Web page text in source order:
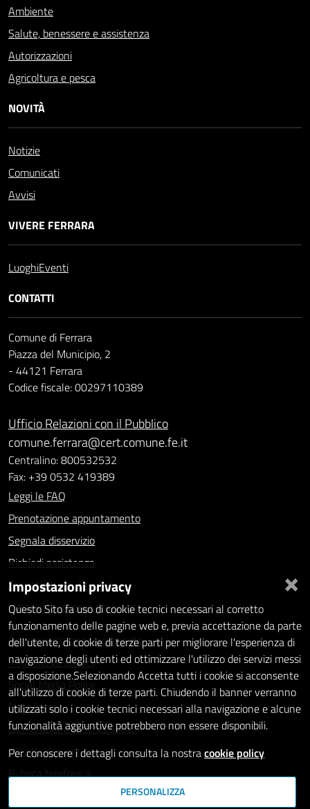
Ambiente
Salute, benessere e assistenza
Autorizzazioni
Agricoltura e pesca
NOVITÀ
Notizie
Comunicati
Avvisi
VIVERE FERRARA
LuoghiEventi
CONTATTI
Comune di Ferrara
Piazza del Municipio, 2
- 44121 Ferrara
Codice fiscale: 00297110389
Ufficio Relazioni con il Pubblico
comune.ferrara@cert.comune.fe.it
Centralino: 800532532
Fax: +39 0532 419389
Leggi le FAQ
Prenotazione appuntamento
Segnala disservizio
Richiedi assistenza
Statistiche dei Siti web
Intranet - accesso riservato
Amministrazione trasparente
Informativa privacy
Social Media Policy
Note legali
Dichiarazione di accessibilità
Whistleblowing
Rubrica telefonica
SEGUICI SU
×
Impostazioni privacy
Questo Sito fa uso di cookie tecnici necessari al corretto
funzionamento delle pagine web e, previa accettazione da parte
dell'utente, di cookie di terze parti per migliorare l'esperienza di
navigazione degli utenti ed ottimizzare l'utilizzo dei servizi messi
a disposizione.Selezionando Accetta tutti i cookie si acconsente
all'utilizzo di cookie di terze parti. Chiudendo il banner verranno
utilizzati solo i cookie tecnici necessari alla navigazione e alcune
funzionalità aggiuntive potrebbero non essere disponibili.
Per conoscere i dettagli consulta la nostracookie policy
PERSONALIZZA